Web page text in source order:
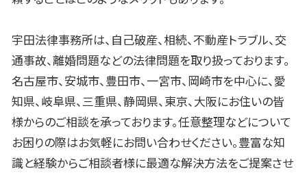
宇田法律事務所は、自己破産、相続、不動産トラブル、交
通事故、離婚問題などの法律問題を取り扱っております。
名古屋市、安城市、豊田市、一宮市、岡崎市を中心に、愛
知県、岐阜県、三重県、静岡県、東京、大阪にお住いの皆
様からのご相談を承っております。任意整理などについて
お困りの際はお気軽にお問い合わせください。豊富な知
識と経験からご相談者様に最適な解決方法をご提案させ